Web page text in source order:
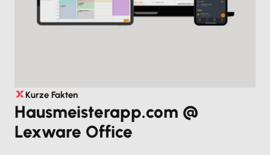
Kurze Fakten
Hausmeisterapp.com @
Lexware Office